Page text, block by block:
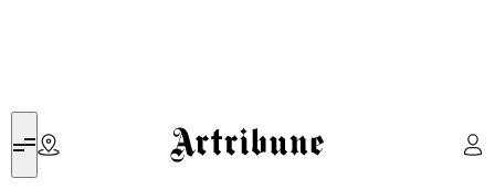
Artribune